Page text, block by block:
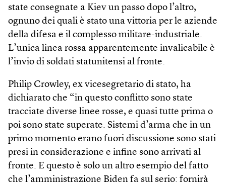
state consegnate a Kiev un passo dopo l’altro,
ognuno dei quali è stato una vittoria per le aziende
della difesa e il complesso militare-industriale.
L’unica linea rossa apparentemente invalicabile è
l’invio di soldati statunitensi al fronte.
Philip Crowley, ex vicesegretario di stato, ha
dichiarato che “in questo conflitto sono state
tracciate diverse linee rosse, e quasi tutte prima o
poi sono state superate. Sistemi d’arma che in un
primo momento erano fuori discussione sono stati
presi in considerazione e infine sono arrivati al
fronte. E questo è solo un altro esempio del fatto
che l’amministrazione Biden fa sul serio: fornirà